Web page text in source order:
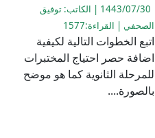
1443/07/30 | الكاتب: توفيق
الصحفي | القراءة:1577
اتبع الخطوات التالية لكيفية
اضافة حصر احتياج المختبرات
للمرحلة الثانوية كما هو موضح
بالصورة....